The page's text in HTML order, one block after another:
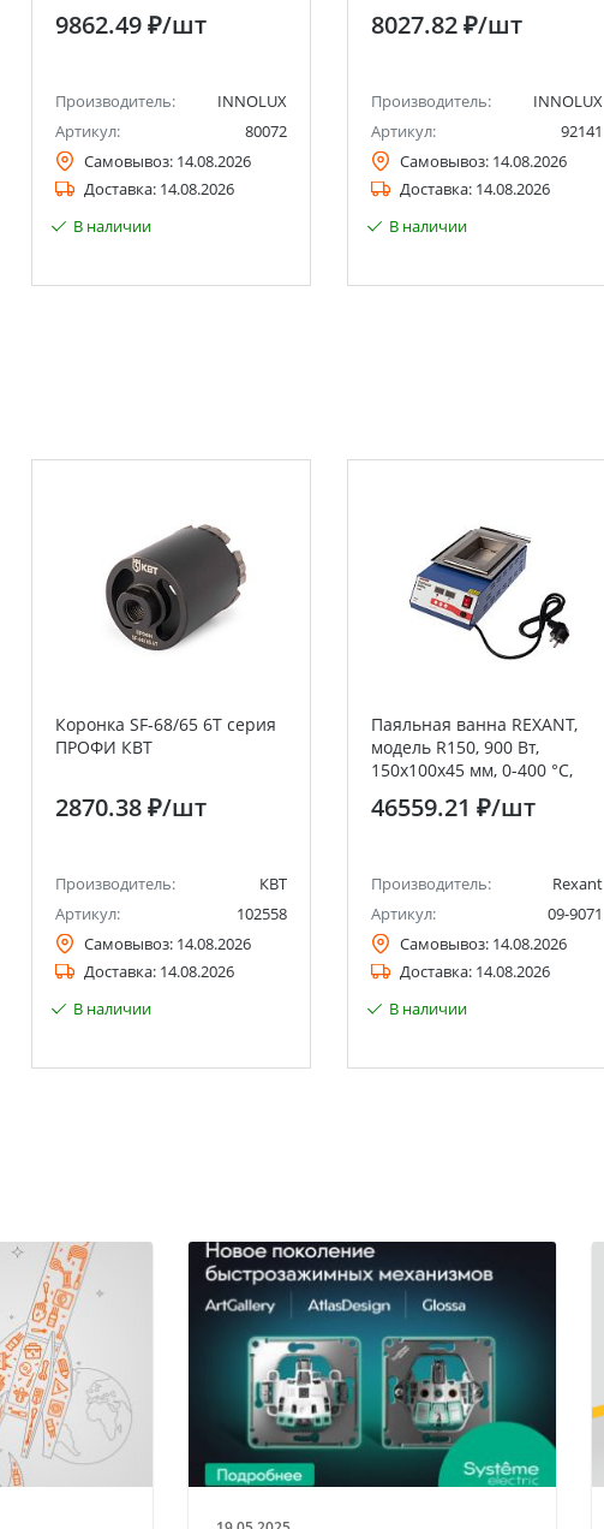
9862.49 ₽/шт
Производитель:
INNOLUX
Артикул:
80072
Самовывоз: 14.08.2026
Доставка: 14.08.2026
В наличии
8027.82 ₽/шт
Производитель:
INNOLUX
Артикул:
92141
Самовывоз: 14.08.2026
Доставка: 14.08.2026
В наличии
Коронка SF-68/65 6T серия
ПРОФИ КВТ
2870.38 ₽/шт
Производитель:
КВТ
Артикул:
102558
Самовывоз: 14.08.2026
Доставка: 14.08.2026
В наличии
Паяльная ванна REXANT,
модель R150, 900 Вт,
150х100х45 мм, 0-400 °C,
46559.21 ₽/шт
Производитель:
Rexant
Артикул:
09-9071
Самовывоз: 14.08.2026
Доставка: 14.08.2026
В наличии